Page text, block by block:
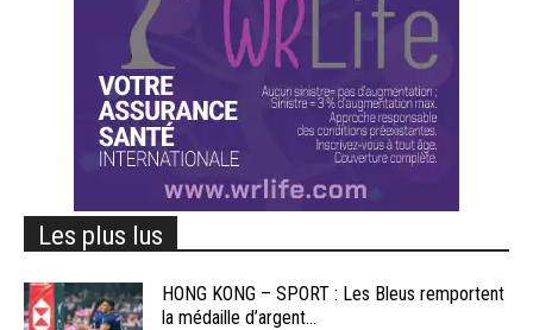
Les plus lus
HONG KONG – SPORT : Les Bleus remportent
la médaille d’argent...